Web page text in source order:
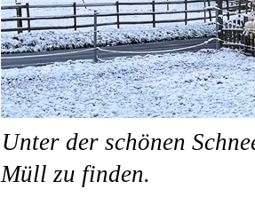
Unter der schönen
Müll zu finden.